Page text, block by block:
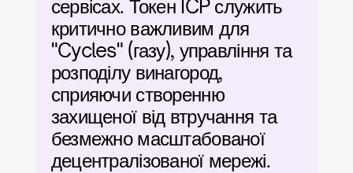
сервісах. Токен ICP служить
критично важливим для
"Cycles" (газу), управління та
розподілу винагород,
сприяючи створенню
захищеної від втручання та
безмежно масштабованої
децентралізованої мережі.